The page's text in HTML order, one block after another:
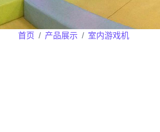
首页 产品展示 室内游戏机